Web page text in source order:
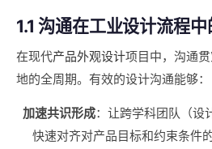
1.1 沟通在工业设计流程
在现代产品外观设计项目中，沟通
地的全周期。有效的设计沟通能够：
加速共识形成：让跨学科团队（设
快速对齐对产品目标和约束条件